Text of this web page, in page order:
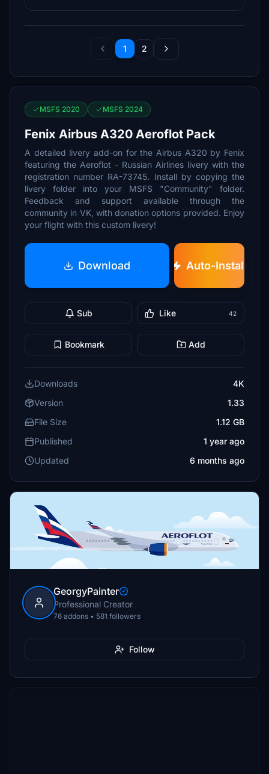
1 2
MSFS 2020 MSFS 2024
Fenix Airbus A320 Aeroflot Pack
A detailed livery add-on for the Airbus A320 by Fenix
featuring the Aeroflot - Russian Airlines livery with the
registration number RA-73745. Install by copying the
livery folder into your MSFS "Community" folder.
Feedback and support available through the
community in VK, with donation options provided. Enjoy
your flight with this custom livery!
Download Auto-Install
Sub Like 42
Bookmark Add
Downloads
4K
Version
1.33
File Size
1.12 GB
Published
1 year ago
Updated
6 months ago
GeorgyPainter
Professional Creator
76 addons • 581 followers
Follow